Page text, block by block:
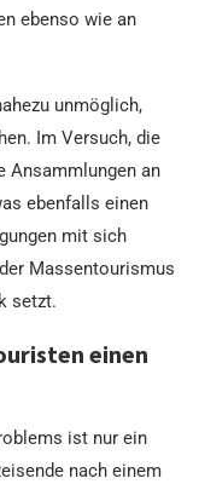
ebenso wie an
unmöglich,
Im Versuch, die
Ansammlungen an
ebenfalls einen
mit sich
Massentourismus
setzt.
einen
ist nur ein
nach einem